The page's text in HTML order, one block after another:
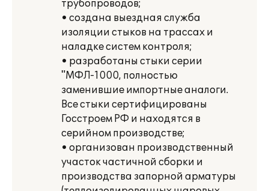
трубопроводов;
• создана выездная служба
изоляции стыков на трассах и
наладке систем контроля;
• разработаны стыки серии
"МФЛ-1000, полностью
заменившие импортные аналоги.
Все стыки сертифицированы
Госстроем РФ и находятся в
серийном производстве;
• организован производственный
участок частичной сборки и
производства запорной арматуры